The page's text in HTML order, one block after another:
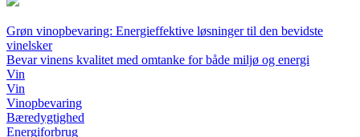
Grøn vinopbevaring: Energieffektive løsninger til den bevidste
vinelsker
Bevar vinens kvalitet med omtanke for både miljø og energi
Vin
Vin
Vinopbevaring
Bæredygtighed
Energiforbrug